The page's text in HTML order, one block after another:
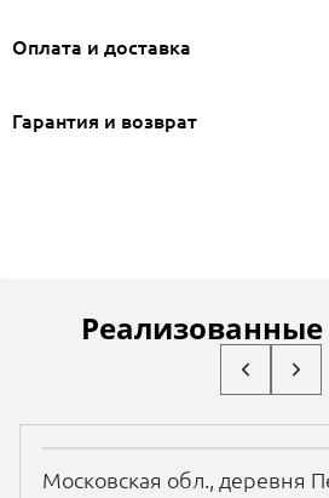
Оплата и доставка
Гарантия и возврат
Московская обл., деревня